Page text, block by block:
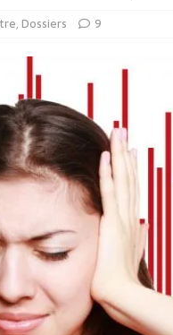
, Dossiers 9